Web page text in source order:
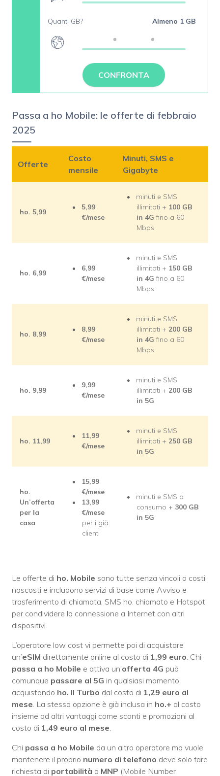
Quanti GB? Almeno 1 GB
CONFRONTA
Passa a ho Mobile: le offerte di febbraio
2025
Offerte
Costo
mensile
Minuti, SMS e
Gigabyte
ho. 5,99
5,99
€/mese
minuti e SMS
illimitati + 100 GB
in 4G fino a 60
Mbps
ho. 6,99
6,99
€/mese
minuti e SMS
illimitati + 150 GB
in 4G fino a 60
Mbps
ho. 8,99
8,99
€/mese
minuti e SMS
illimitati + 200 GB
in 4G fino a 60
Mbps
ho. 9,99
9,99
€/mese
minuti e SMS
illimitati + 200 GB
in 5G
ho. 11,99
11,99
€/mese
minuti e SMS
illimitati + 250 GB
in 5G
ho.
Un’offerta
per la
casa
15,99
€/mese
13,99
€/mese
per i già
clienti
minuti e SMS a
consumo + 300 GB
in 5G
Le offerte di ho. Mobile sono tutte senza vincoli o costi
nascosti e includono servizi di base come Avviso e
trasferimento di chiamata, SMS ho. chiamato e Hotspot
per condividere la connessione a Internet con altri
dispositivi.
L’operatore low cost vi permette poi di acquistare
un’eSIM direttamente online al costo di 1,99 euro. Chi
passa a ho Mobile e attiva un’offerta 4G può
comunque passare al 5G in qualsiasi momento
acquistando ho. Il Turbo dal costo di 1,29 euro al
mese. La stessa opzione è già inclusa in ho.+ al costo
insieme ad altri vantaggi come sconti e promozioni al
costo di 1,49 euro al mese.
Chi passa a ho Mobile da un altro operatore ma vuole
mantenere il proprio numero di telefono deve solo fare
richiesta di portabilità o MNP (Mobile Number